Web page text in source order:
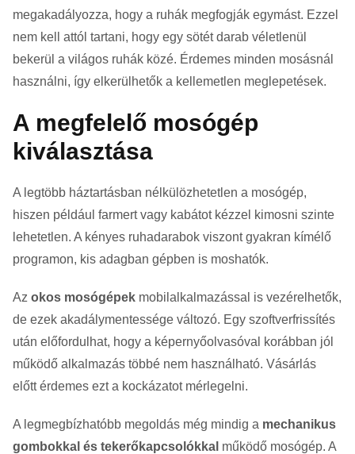
megakadályozza, hogy a ruhák megfogják egymást. Ezzel
nem kell attól tartani, hogy egy sötét darab véletlenül
bekerül a világos ruhák közé. Érdemes minden mosásnál
használni, így elkerülhetők a kellemetlen meglepetések.
A megfelelő mosógép
kiválasztása
A legtöbb háztartásban nélkülözhetetlen a mosógép,
hiszen például farmert vagy kabátot kézzel kimosni szinte
lehetetlen. A kényes ruhadarabok viszont gyakran kímélő
programon, kis adagban gépben is moshatók.
Az okos mosógépek mobilalkalmazással is vezérelhetők,
de ezek akadálymentessége változó. Egy szoftverfrissítés
után előfordulhat, hogy a képernyőolvasóval korábban jól
működő alkalmazás többé nem használható. Vásárlás
előtt érdemes ezt a kockázatot mérlegelni.
A legmegbízhatóbb megoldás még mindig a mechanikus
gombokkal és tekerőkapcsolókkal működő mosógép. A